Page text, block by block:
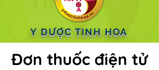
Y DƯỢC TINH HOA
Đơn thuốc điện tử